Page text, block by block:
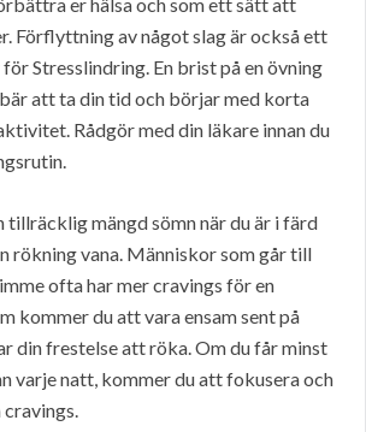
Förflyttning av något slag är också ett
Stresslindring. En brist på en övning
att ta din tid och börjar med korta
Rådgör med din läkare innan du
tillräcklig mängd sömn när du är i färd
rökning vana. Människor som går till
ofta har mer cravings för en
kommer du att vara ensam sent på
din frestelse att röka. Om du får minst
varje natt, kommer du att fokusera och
cravings.